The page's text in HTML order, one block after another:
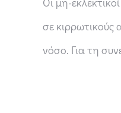
σε κιρρωτικούς
νόσο. Για τη